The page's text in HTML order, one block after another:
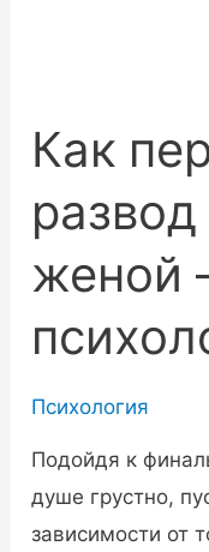
Как
женой
Психология
Подойдя к
душе грустно,
зависимости от